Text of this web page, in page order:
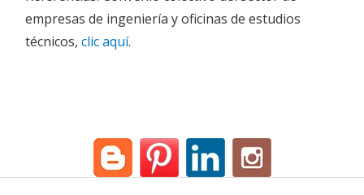
empresas de ingeniería y oficinas de estudios
técnicos, clic aquí.